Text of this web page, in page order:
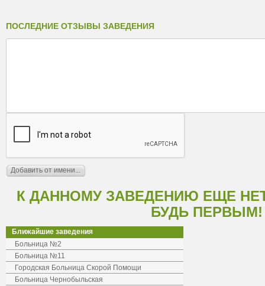
ПОСЛЕДНИЕ ОТЗЫВЫ ЗАВЕДЕНИЯ
К ДАННОМУ ЗАВЕДЕНИЮ ЕЩЕ
БУДЬ ПЕРВЫМ!
Ближайшие заведения
Больница №2
Больница №11
Городская Больница Скорой Помощи
Больница Чернобыльская